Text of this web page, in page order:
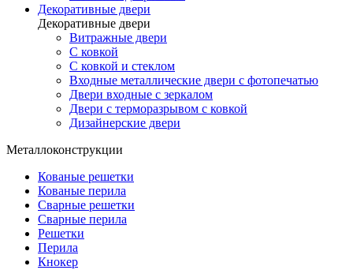
Декоративные двери
Декоративные двери
Витражные двери
С ковкой
С ковкой и стеклом
Входные металлические двери с фотопечатью
Двери входные с зеркалом
Двери с терморазрывом с ковкой
Дизайнерские двери
Металлоконструкции
Кованые решетки
Кованые перила
Сварные решетки
Сварные перила
Решетки
Перила
Кнокер